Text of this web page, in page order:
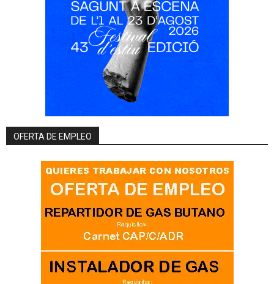
OFERTA DE EMPLEO